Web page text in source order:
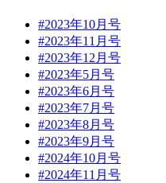
#2023年10月号
#2023年11月号
#2023年12月号
#2023年5月号
#2023年6月号
#2023年7月号
#2023年8月号
#2023年9月号
#2024年10月号
#2024年11月号